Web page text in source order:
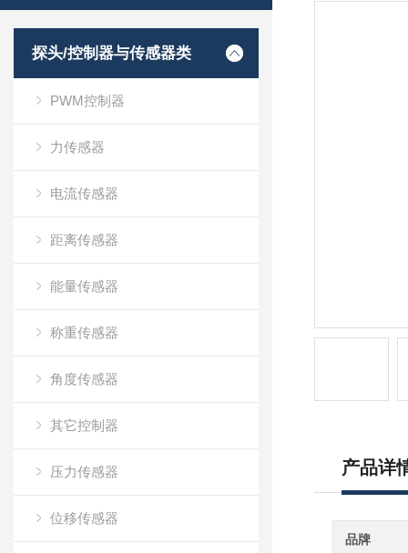
探头/控制器与传感器类
PWM控制器
力传感器
电流传感器
距离传感器
能量传感器
称重传感器
角度传感器
其它控制器
压力传感器
位移传感器
产品详
品牌